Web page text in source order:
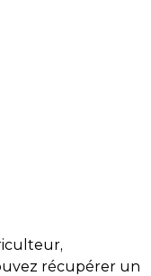
récupérer un